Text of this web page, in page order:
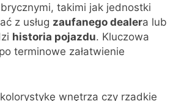
takimi jak jednostki
z usług zaufanego dealera lub
historia pojazdu. Kluczowa
terminowe załatwienie
wnętrza czy rzadkie